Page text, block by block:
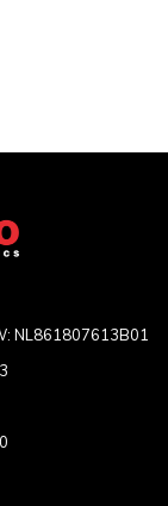
NL861807613B01